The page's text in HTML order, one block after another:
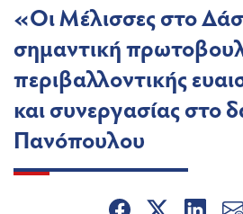
«Οι Μέλισσες στο
σημαντική
περιβαλλοντικής
και συνεργασίας στο
Πανόπουλου